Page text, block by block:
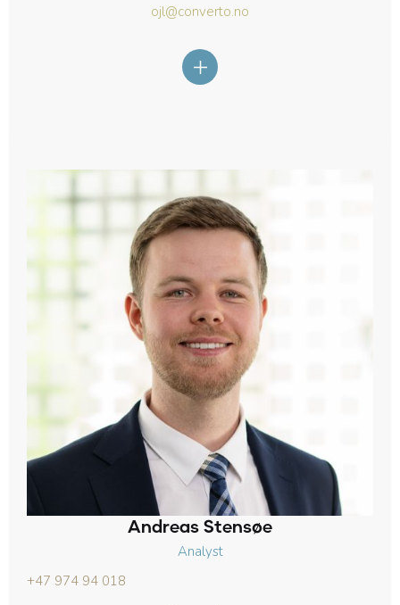
ojl@converto.no
Andreas Stensøe
Analyst
+47 974 94 018